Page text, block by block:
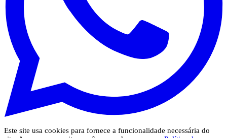
Este site usa cookies para fornece a funcionalidade necessária do